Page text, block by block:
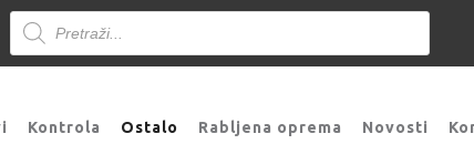
Products
search
Kontrola Ostalo Rabljena oprema Novosti